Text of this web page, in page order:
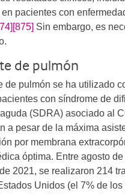
pacientes con
[875]
Sin embargo, es
de pulmón
de pulmón se ha utilizado
con síndrome de
(SDRA) asociado al
a pesar de la máxima
por membrana
óptima. Entre agosto
2021, se realizaron 214
Unidos (el 7% de